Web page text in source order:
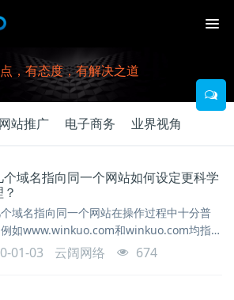
，有态度，有解决之道
网站推广 电子商务 业界视角
个域名指向同一个网站如何设定更科学
域名指向同一个网站在操作过程中十分普
如www.winkuo.com和winkuo.com均指向
站。那么，好几个域名指向同一个网站如何
01-03 云阔网络 674